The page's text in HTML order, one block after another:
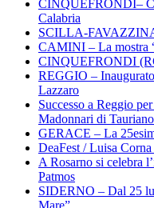
CINQUEFRONDI–
Calabria
SCILLA-
CAMINI – La mostra
CINQUEFRONDI
REGGIO –
Lazzaro
Successo a Reggio
Madonnari di
GERACE – La
DeaFest / Luisa
A Rosarno si celebra
Patmos
SIDERNO – Dal 25